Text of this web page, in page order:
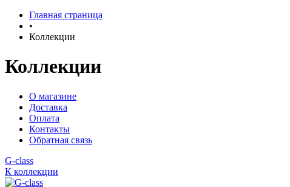
Главная страница
•
Коллекции
Коллекции
О магазине
Доставка
Оплата
Контакты
Обратная связь
G-class
К коллекции